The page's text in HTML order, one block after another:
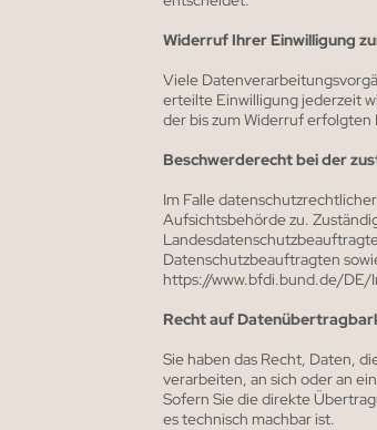
Widerruf Ihrer Einwilligung
Viele
erteilte Einwilligung jederzeit
der bis zum Widerruf
Beschwerderecht bei der
Im Falle
Aufsichtsbehörde zu.
Datenschutzbeauftragten
https://www.bfdi.bund.de/
Recht auf
Sie haben das Recht, Daten,
verarbeiten, an sich oder an
Sofern Sie die direkte
es technisch machbar ist.